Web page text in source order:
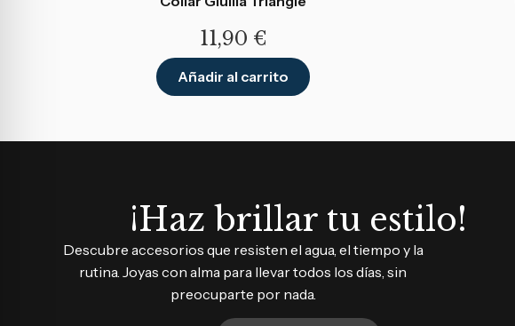
11,90 €
Añadir al carrito
¡Haz brillar tu estilo!
Descubre accesorios que resisten el agua, el tiempo y la
rutina. Joyas con alma para llevar todos los días, sin
preocuparte por nada.